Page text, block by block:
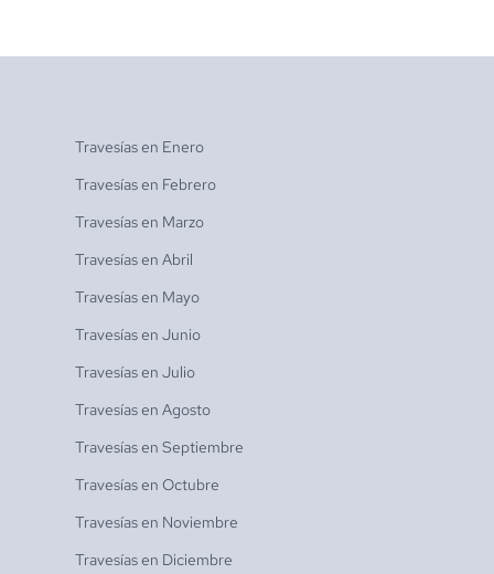
Travesías en Enero
Travesías en Febrero
Travesías en Marzo
Travesías en Abril
Travesías en Mayo
Travesías en Junio
Travesías en Julio
Travesías en Agosto
Travesías en Septiembre
Travesías en Octubre
Travesías en Noviembre
Travesías en Diciembre